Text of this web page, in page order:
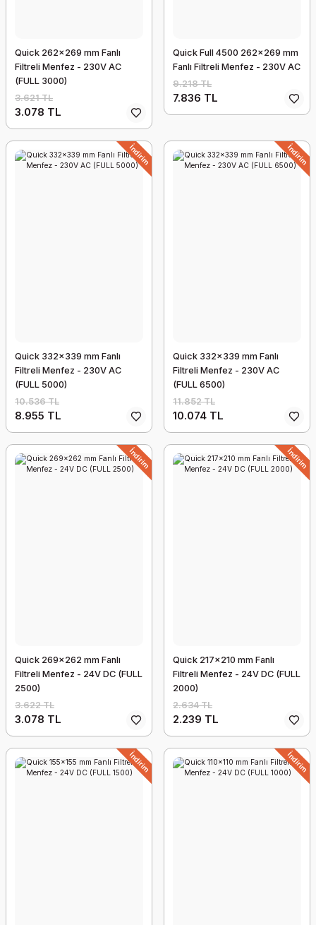
Quick 262x269 mm Fanlı
Filtreli Menfez - 230V AC
(FULL 3000)
3.621 TL
3.078 TL
Quick Full 4500 262x269 mm
Fanlı Filtreli Menfez - 230V AC
9.218 TL
7.836 TL
İndirim
Quick 332x339 mm Fanlı
Filtreli Menfez - 230V AC
(FULL 5000)
10.536 TL
8.955 TL
İndirim
Quick 332x339 mm Fanlı
Filtreli Menfez - 230V AC
(FULL 6500)
11.852 TL
10.074 TL
İndirim
Quick 269x262 mm Fanlı
Filtreli Menfez - 24V DC (FULL
2500)
3.622 TL
3.078 TL
İndirim
Quick 217x210 mm Fanlı
Filtreli Menfez - 24V DC (FULL
2000)
2.634 TL
2.239 TL
İndirim İndirim